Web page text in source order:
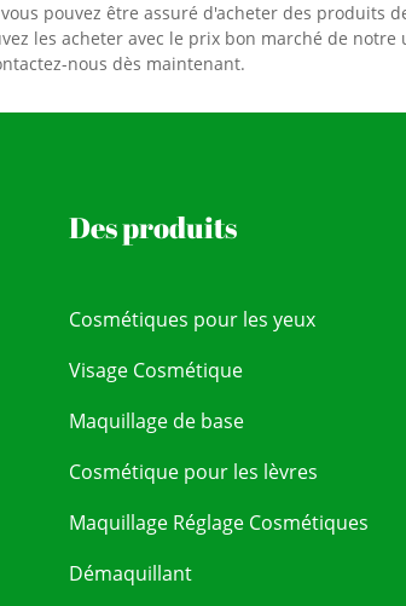
pouvez être assuré d'acheter des produits
les acheter avec le prix bon marché de
nous dès maintenant.
Des produits
Cosmétiques pour les yeux
Visage Cosmétique
Maquillage de base
Cosmétique pour les lèvres
Maquillage Réglage Cosmétiques
Démaquillant